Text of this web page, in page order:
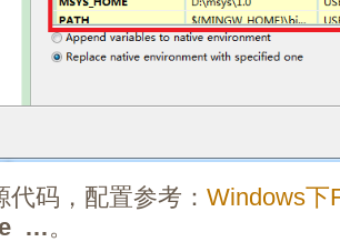
代码，配置参考： Windows下
…。